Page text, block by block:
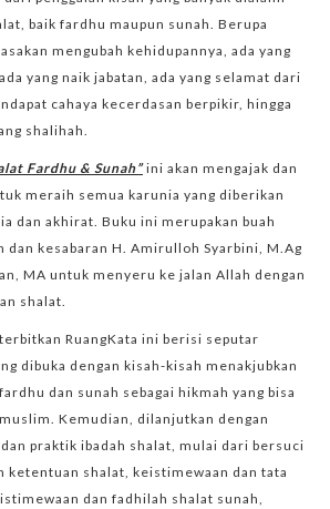
baik fardhu maupun sunah. Berupa
mengubah kehidupannya, ada yang
yang naik jabatan, ada yang selamat dari
cahaya kecerdasan berpikir, hingga
shalihah.
Fardhu & Sunah”ini akan mengajak dan
meraih semua karunia yang diberikan
dan akhirat. Buku ini merupakan buah
dan kesabaran H. Amirulloh Syarbini, M.Ag
MA untuk menyeru ke jalan Allah dengan
shalat.
RuangKata ini berisi seputar
dibuka dengan kisah-kisah menakjubkan
dan sunah sebagai hikmah yang bisa
Kemudian, dilanjutkan dengan
praktik ibadah shalat, mulai dari bersuci
ketentuan shalat, keistimewaan dan tata
dan fadhilah shalat sunah,